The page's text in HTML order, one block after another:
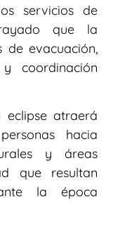
servicios de
que la
evacuación,
coordinación
eclipse atraerá
hacia
y áreas
que resultan
la época